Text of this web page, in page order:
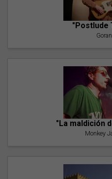
"Postlude
"La maldición
Monkey